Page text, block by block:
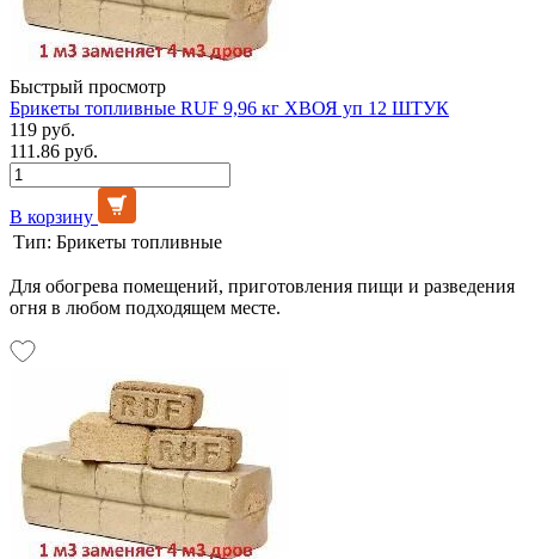
Быстрый просмотр
Брикеты топливные RUF 9,96 кг ХВОЯ уп 12 ШТУК
119 руб.
111.86 руб.
В корзину
Тип: Брикеты топливные
Для обогрева помещений, приготовления пищи и разведения
огня в любом подходящем месте.